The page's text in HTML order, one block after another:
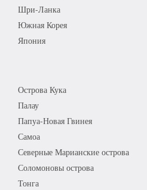
Шри-Ланка
Южная Корея
Япония
Острова Кука
Палау
Папуа-Новая Гвинея
Самоа
Северные Марианские острова
Соломоновы острова
Тонга